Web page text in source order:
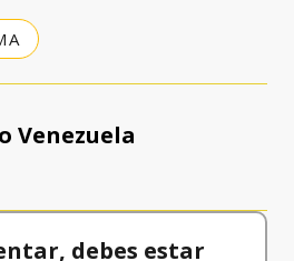
Venezuela
debes estar